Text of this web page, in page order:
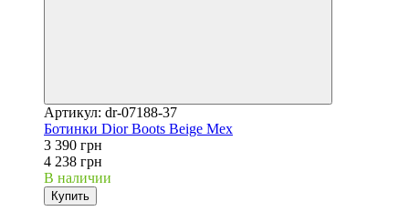
Артикул: dr-07188-37
Ботинки Dior Boots Beige Мех
3 390 грн
4 238 грн
В наличии
Купить